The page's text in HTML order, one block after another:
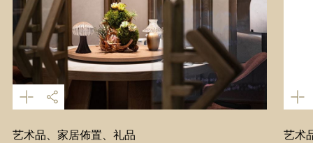
艺术品、家居佈置、礼品 艺术